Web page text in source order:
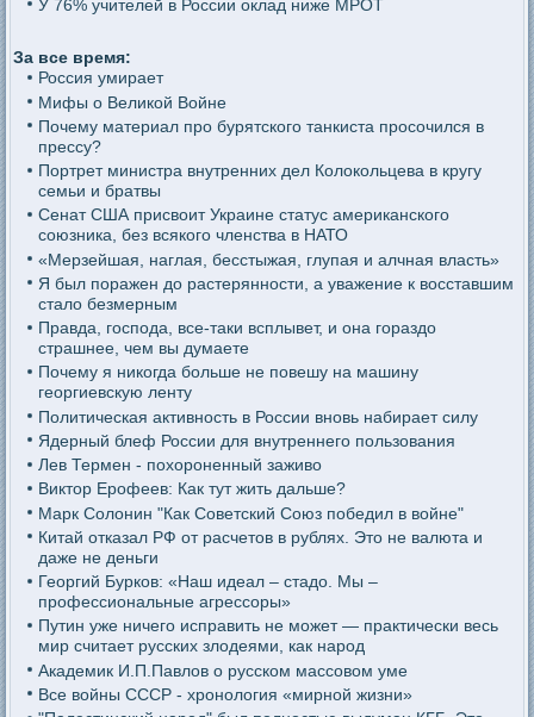
У 76% учителей в России оклад ниже МРОТ
За все время:
Россия умирает
Мифы о Великой Войне
Почему материал про бурятского танкиста просочился в
прессу?
Портрет министра внутренних дел Колокольцева в кругу
семьи и братвы
Сенат США присвоит Украине статус американского
союзника, без всякого членства в НАТО
«Мерзейшая, наглая, бесстыжая, глупая и алчная власть»
Я был поражен до растерянности, а уважение к восставшим
стало безмерным
Правда, господа, все-таки всплывет, и она гораздо
страшнее, чем вы думаете
Почему я никогда больше не повешу на машину
георгиевскую ленту
Политическая активность в России вновь набирает силу
Ядерный блеф России для внутреннего пользования
Лев Термен - похороненный заживо
Виктор Ерофеев: Как тут жить дальше?
Марк Солонин "Как Советский Союз победил в войне"
Китай отказал РФ от расчетов в рублях. Это не валюта и
даже не деньги
Георгий Бурков: «Наш идеал – стадо. Мы –
профессиональные агрессоры»
Путин уже ничего исправить не может — практически весь
мир считает русских злодеями, как народ
Академик И.П.Павлов о русском массовом уме
Все войны СССР - хронология «мирной жизни»